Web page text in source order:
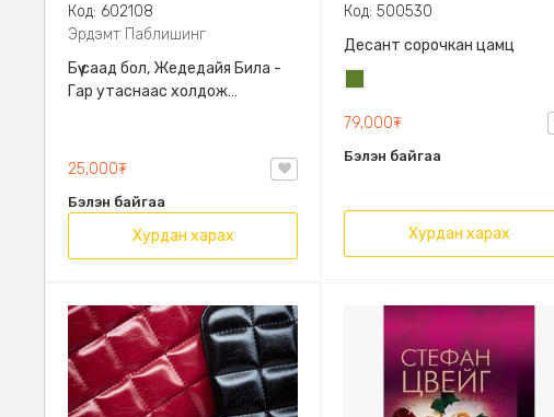
Код: 602108
Эрдэмт Паблишинг
Бүү саад бол, Жедедайя Била -
Гар утаснаас холдож
9789919235192
25,000₮
Бэлэн байгаа
Хурдан харах
Код: 500530
Десант сорочкан цамц
79,000₮
Бэлэн байгаа
Хурдан харах